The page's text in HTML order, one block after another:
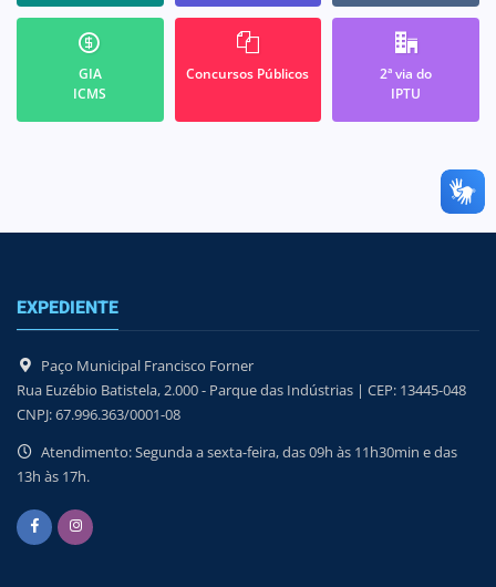
GIA
ICMS
Concursos Públicos
2ª via do
IPTU
EXPEDIENTE
Paço Municipal Francisco Forner
Rua Euzébio Batistela, 2.000 - Parque das Indústrias | CEP: 13445-048
CNPJ: 67.996.363/0001-08
Atendimento: Segunda a sexta-feira, das 09h às 11h30min e das
13h às 17h.